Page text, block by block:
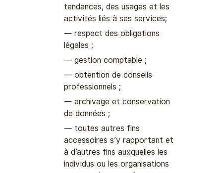
tendances, des usages et les
activités liés à ses services;
respect des obligations
légales ;
gestion comptable ;
obtention de conseils
professionnels ;
archivage et conservation
de données ;
toutes autres fins
accessoires s’y rapportant et
à d’autres fins auxquelles les
individus ou les organisations